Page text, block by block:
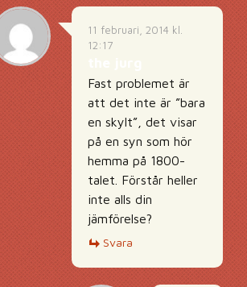
11 februari, 2014 kl.
12:17
Fast problemet är
att det inte är ”bara
en skylt”, det visar
på en syn som hör
hemma på 1800-
talet. Förstår heller
inte alls din
jämförelse?
Svara